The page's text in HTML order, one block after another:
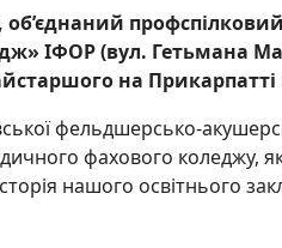
об’єднаний
» ІФОР (вул. Гетьмана
на Прикарпатті
фельдшерсько-
фахового коледжу,
нашого освітнього